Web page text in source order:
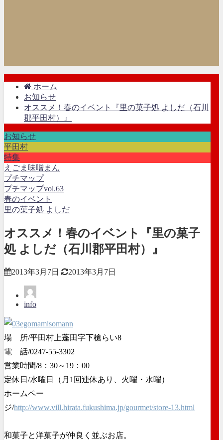
ホーム
お知らせ
オススメ！春のイベント『里の菓子処 よしだ（石川
郡平田村）』
お知らせ
平田村
特集
えごま味噌まん
プチマップ
プチマップvol.63
春のイベント
里の菓子処 よしだ
オススメ！春のイベント『里の菓子
処 よしだ（石川郡平田村）』
2013年3月7日 2013年3月7日
info
場 所/平田村上蓬田字下槍らい8
電 話/0247-55-3302
営業時間/8：30～19：00
定休日/水曜日（月1回連休あり、火曜・水曜）
ホームペー
ジ/http://www.vill.hirata.fukushima.jp/gourmet/store-13.html
和菓子と洋菓子が仲良く並ぶお店。